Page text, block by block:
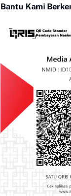
Bantu Kami